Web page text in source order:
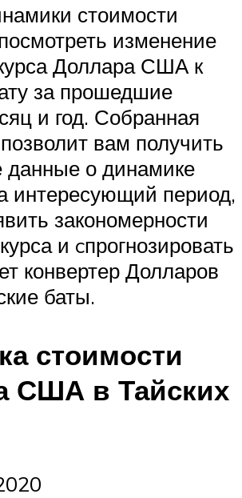
стоимости
изменение
Доллара США к
за прошедшие
и год. Собранная
вам получить
данные о динамике
интересующий период,
закономерности
и cпрогнозировать
конвертер Долларов
баты.
стоимости
США в Тайских